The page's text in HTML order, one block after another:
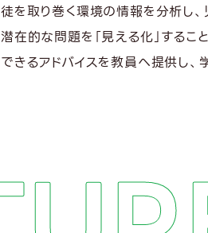
徒を取り巻く環境の情報を分析し、
潜在的な問題を「見える化」する
できるアドバイスを教員へ提供し、